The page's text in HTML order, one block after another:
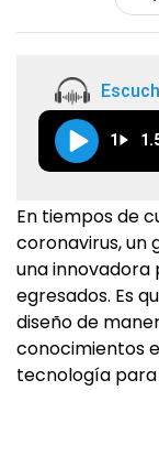
1
En tiempos de
coronavirus, un
una
egresados. Es
diseño de
conocimientos
tecnología para